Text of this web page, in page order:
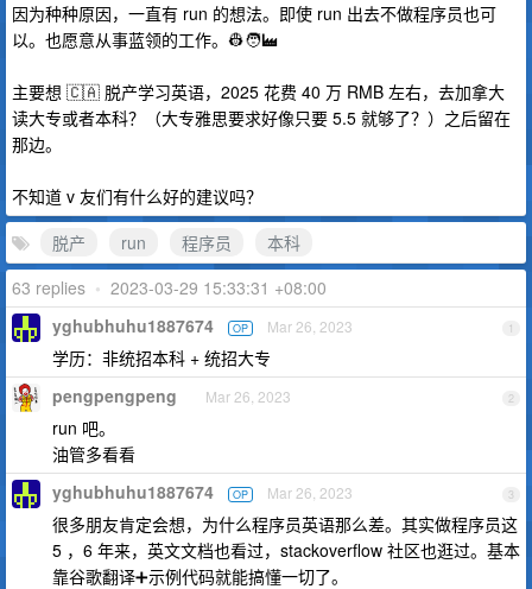
因为种种原因，一直有 run 的想法。即使 run 出去不做程序员也可
以。也愿意从事蓝领的工作。👷🧑‍🏭
主要想 🇨🇦 脱产学习英语，2025 花费 40 万 RMB 左右，去加拿大
读大专或者本科？（大专雅思要求好像只要 5.5 就够了？）之后留在
那边。
不知道 v 友们有什么好的建议吗？
脱产
run 程序员
本科
63 replies • 2023-03-29 15:33:31 +08:00
1
yghubhuhu1887674 OP Mar 26, 2023
学历：非统招本科 + 统招大专
2
pengpengpeng Mar 26, 2023
run 吧。
油管多看看
3
yghubhuhu1887674 OP Mar 26, 2023
很多朋友肯定会想，为什么程序员英语那么差。其实做程序员这
5 ，6 年来，英文文档也看过，stackoverflow 社区也逛过。基本
靠谷歌翻译➕示例代码就能搞懂一切了。